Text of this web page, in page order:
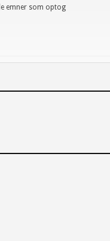
emner som optog